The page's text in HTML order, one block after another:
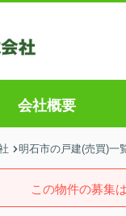
会社概要
明石市の戸建(売買)一
この物件の募集